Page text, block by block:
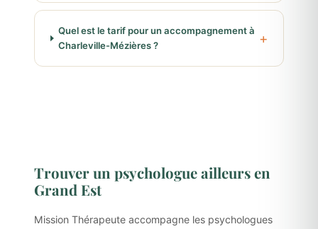
Quel est le tarif pour un accompagnement à
Charleville-Mézières ?
Trouver un psychologue ailleurs en
Grand Est
Mission Thérapeute accompagne les psychologues